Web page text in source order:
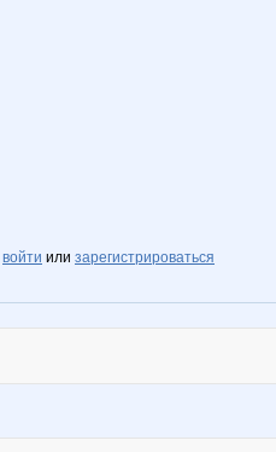
войти или зарегистрироваться